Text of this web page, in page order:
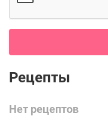
Нет рецептов